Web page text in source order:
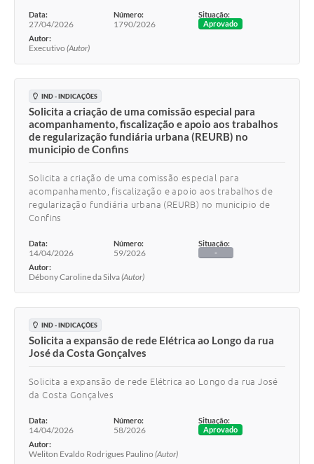
Data:
27/04/2026
Número:
1790/2026
Situação:
Aprovado
Autor:
Executivo (Autor)
IND - INDICAÇÕES
Solicita a criação de uma comissão especial para
acompanhamento, fiscalização e apoio aos trabalhos
de regularização fundiária urbana (REURB) no
municipio de Confins
Solicita a criação de uma comissão especial para
acompanhamento, fiscalização e apoio aos trabalhos de
regularização fundiária urbana (REURB) no municipio de
Confins
Data:
14/04/2026
Número:
59/2026
Situação:
-
Autor:
Débony Caroline da Silva(Autor)
IND - INDICAÇÕES
Solicita a expansão de rede Elétrica ao Longo da rua
José da Costa Gonçalves
Solicita a expansão de rede Elétrica ao Longo da rua José
da Costa Gonçalves
Data:
14/04/2026
Número:
58/2026
Situação:
Aprovado
Autor:
Weliton Evaldo Rodrigues Paulino (Autor)